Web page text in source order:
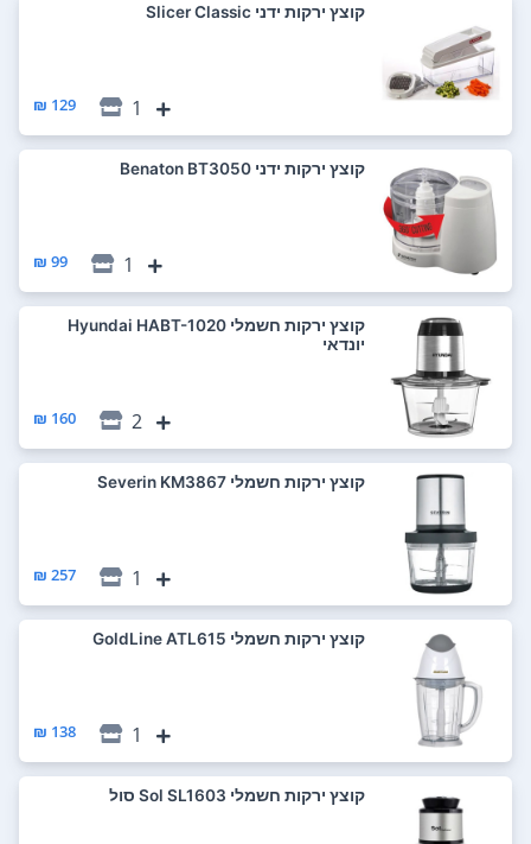
‏קוצץ ירקות ידני Slicer Classic
1
129 ₪
‏קוצץ ירקות ידני Benaton BT3050
1
99 ₪
‏קוצץ ירקות חשמלי Hyundai HABT-1020
יונדאי
2
160 ₪
‏קוצץ ירקות חשמלי Severin KM3867
1
257 ₪
‏קוצץ ירקות חשמלי GoldLine ATL615
1
138 ₪
‏קוצץ ירקות חשמלי Sol SL1603 סול